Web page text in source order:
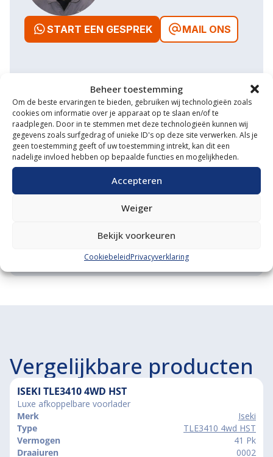
Beheer toestemming
Om de beste ervaringen te bieden, gebruiken wij technologieën zoals
cookies om informatie over je apparaat op te slaan en/of te
raadplegen. Door in te stemmen met deze technologieën kunnen wij
gegevens zoals surfgedrag of unieke ID's op deze site verwerken. Als je
geen toestemming geeft of uw toestemming intrekt, kan dit een
nadelige invloed hebben op bepaalde functies en mogelijkheden.
Accepteren
Weiger
Bekijk voorkeuren
CookiebeleidPrivacyverklaring
START EEN GESPREK MAIL ONS
Waarom VM Service
Uitgebreide showroom
Eigen transportservice
Gespecialiseerde werkplaats
Diverse aanbouwwerktuigen
Grootste in kleine tractoren
Vergelijkbare producten
ISEKI TLE3410 4WD HST
Luxe afkoppelbare voorlader
Merk
Iseki
Type
TLE3410 4wd HST
Vermogen
41 Pk
Draaiuren
0002